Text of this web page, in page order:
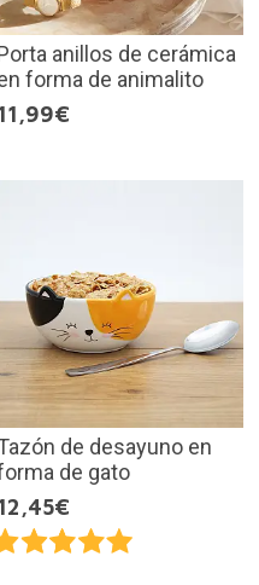
anillos de cerámica
forma de animalito
de desayuno en
de gato